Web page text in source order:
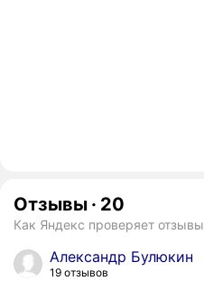
Отзывы · 20
Как Яндекс проверяет отзывы
Александр Булюкин
19 отзывов